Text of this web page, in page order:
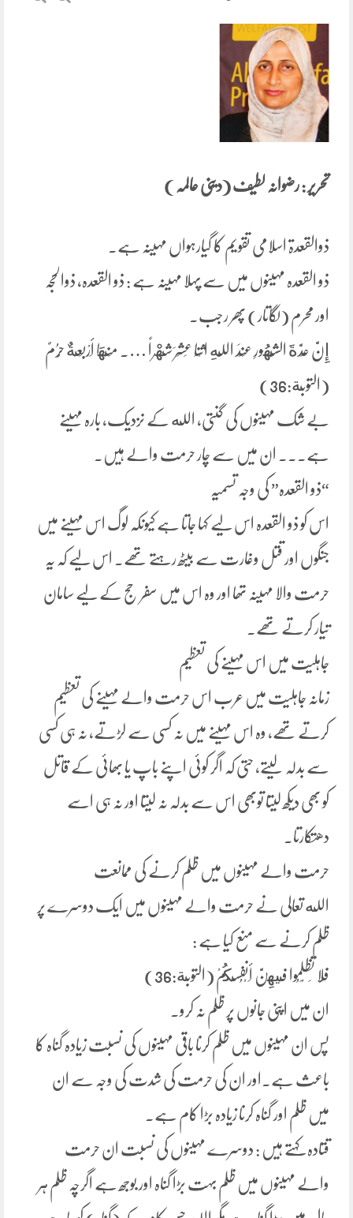
تحریر : رضوانہ لطیف (دینی عالمہ )
ذوالقعدۃ اسلامی تقویم کا گیارہواں مہینہ ہے۔
ذو القعدہ مہینوں میں سے پہلا مہینہ ہے : ذو القعدہ، ذوالحجہ
اور محرم (لگاتار) پھر رجب۔
إِنَّ عِدَّةَ الشُّهُورِ عِنْدَ اللَّهِ اثْنَا عَشَرَ شَهْراً …. مِنْهَا أَرْبَعَةٌ حُرُمٌ
(التوبة:36)
بے شک مہینوں کی گنتی، الله کے نزدیک، بارہ مہینے
ہے۔۔۔ ان میں سے چار حرمت والے ہیں۔
“ذو القعدہ” کی وجہ تسمیہ
اس کو ذو القعدہ اس لیے کہا جاتا ہے کیونکہ لوگ اس مہینے میں
جنگوں اور قتل وغارت سے بیٹھ رہتے تھے۔ اس لیے کہ یہ
حرمت والا مہینہ تھا اور وہ اس میں سفر حج کے لیے سامان
تیار کرتے تھے۔
جاہلیت میں اس مہینے کی تعظیم
زمانہ جاہلیت میں عرب اس حرمت والے مہینے کی تعظیم
کرتے تھے، وہ اس مہینے میں نہ کسی سے لڑتے، نہ ہی کسی
سے بدلہ لیتے، حتی کہ اگر کوئی اپنے باپ یا بھائی کے قاتل
کو بھی دیکھ لیتا توبھی اس سے بدلہ نہ لیتا اور نہ ہی اسے
دھتکارتا۔
حرمت والے مہینوں میں ظلم کرنے کی ممانعت
الله تعالی نے حرمت والے مہینوں میں ایک دوسرے پر
ظلم کرنے سے منع کیا ہے :
فَلا تَظْلِمُوا فِيهِنَّ أَنْفُسَكُمْ (التوبة:36)
ان میں اپنی جانوں پر ظلم نہ کرو۔
پس ان مہینوں میں ظلم کرنا باقی مہینوں کی نسبت زیادہ گناہ کا
باعث ہے۔اور ان کی حرمت کی شدت کی وجہ سے ان
میں ظلم اور گناہ کرنا زیادہ بڑا کام ہے۔
قتادہ کہتے ہیں : دوسرے مہینوں کی نسبت ان حرمت
والے مہینوں میں ظلم بہت بڑا گناہ اور بوجھ ہے اگرچہ ظلم ہر